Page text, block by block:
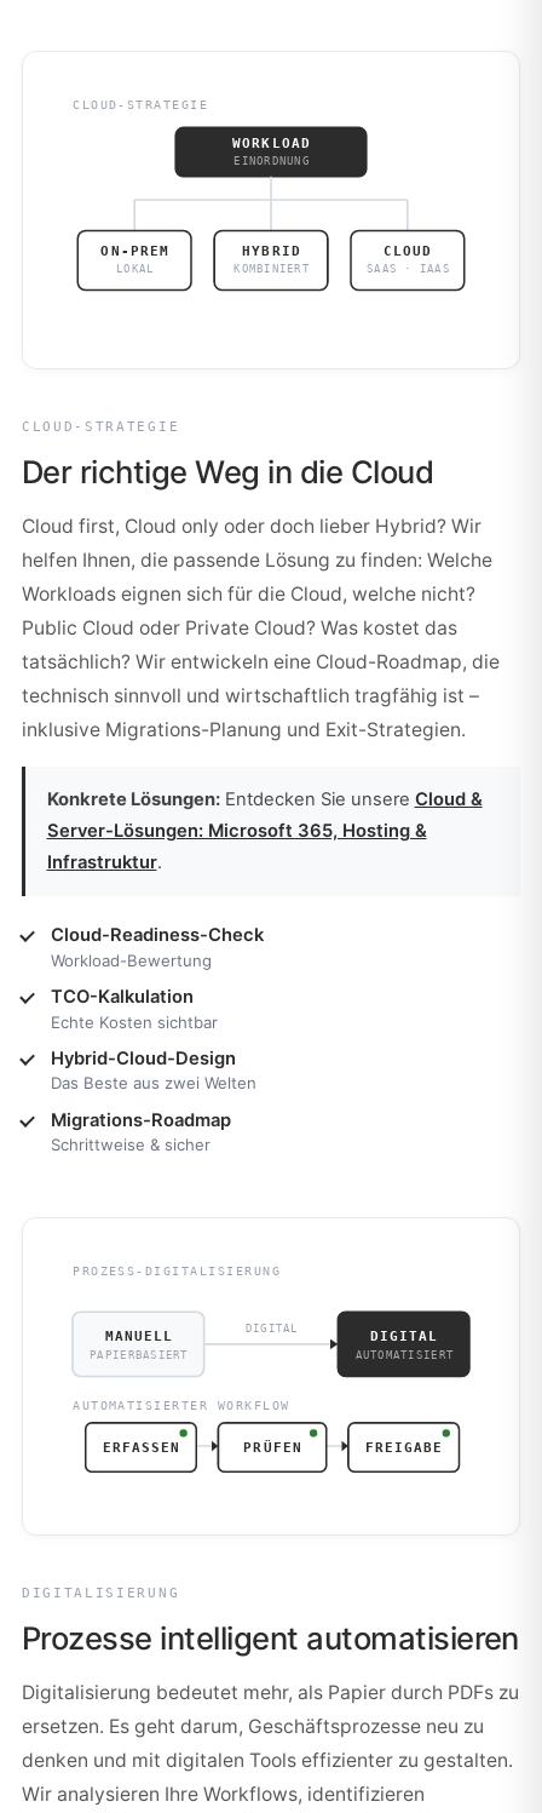
CLOUD-STRATEGIE
WORKLOAD
EINORDNUNG
ON-PREM
LOKAL
HYBRID
KOMBINIERT
CLOUD
SAAS · IAAS
CLOUD-STRATEGIE
Der richtige Weg in die Cloud
Cloud first, Cloud only oder doch lieber Hybrid? Wir
helfen Ihnen, die passende Lösung zu finden: Welche
Workloads eignen sich für die Cloud, welche nicht?
Public Cloud oder Private Cloud? Was kostet das
tatsächlich? Wir entwickeln eine Cloud-Roadmap, die
technisch sinnvoll und wirtschaftlich tragfähig ist –
inklusive Migrations-Planung und Exit-Strategien.
Konkrete Lösungen:Entdecken Sie unsere Cloud &
Server-Lösungen: Microsoft 365, Hosting &
Infrastruktur.
Cloud-Readiness-Check
Workload-Bewertung
TCO-Kalkulation
Echte Kosten sichtbar
Hybrid-Cloud-Design
Das Beste aus zwei Welten
Migrations-Roadmap
Schrittweise & sicher
PROZESS-DIGITALISIERUNG
MANUELL
PAPIERBASIERT
DIGITAL DIGITAL
AUTOMATISIERT
AUTOMATISIERTER WORKFLOW
ERFASSEN PRÜFEN FREIGABE
DIGITALISIERUNG
Prozesse intelligent automatisieren
Digitalisierung bedeutet mehr, als Papier durch PDFs zu
ersetzen. Es geht darum, Geschäftsprozesse neu zu
denken und mit digitalen Tools effizienter zu gestalten.
Wir analysieren Ihre Workflows, identifizieren